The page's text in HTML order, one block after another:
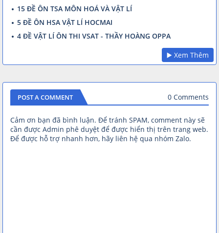
15 ĐỀ ÔN TSA MÔN HOÁ VÀ VẬT LÍ
5 ĐỀ ÔN HSA VẬT LÍ HOCMAI
4 ĐỀ VẬT LÍ ÔN THI VSAT - THẦY HOÀNG OPPA
▶️ Xem Thêm
POST A COMMENT 0 Comments
Cảm ơn bạn đã bình luận. Để tránh SPAM, comment này sẽ
cần được Admin phê duyệt để được hiển thị trên trang web.
Để được hỗ trợ nhanh hơn, hãy liên hệ qua nhóm Zalo.